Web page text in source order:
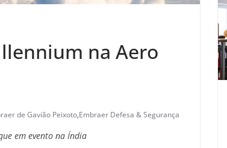
na Aero
de Gavião Peixoto,Embraer Defesa & Segurança
em evento na Índia